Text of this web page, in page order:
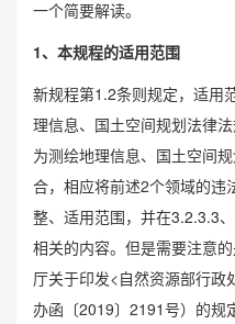
一个简要解读。
1、本规程的适用范围
新规程第1.2条则规定，适用
理信息、国土空间规划法律
为测绘地理信息、国土空间
合，相应将前述2个领域的违
整、适用范围，并在3.2.3.3
相关的内容。但是需要注意
厅关于印发<自然资源部行政
办函〔2019〕2191号）的规